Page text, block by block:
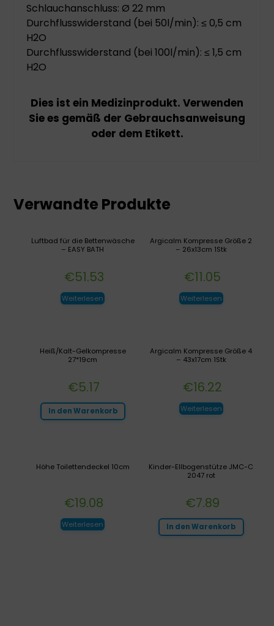
Schlauchanschluss: Ø 22 mm
Durchflusswiderstand (bei 50l/min): ≤ 0,5 cm
H2O
Durchflusswiderstand (bei 100l/min): ≤ 1,5 cm
H2O
Dies ist ein Medizinprodukt. Verwenden
Sie es gemäß der Gebrauchsanweisung
oder dem Etikett.
Verwandte Produkte
Argicalm Kompresse Größe 2
– 26x13cm 1Stk
€11.05
Weiterlesen
Luftbad für die Bettenwäsche
– EASY BATH
€51.53
Weiterlesen
Argicalm Kompresse Größe 4
– 43x17cm 1Stk
€16.22
Weiterlesen
Heiß/Kalt-Gelkompresse
27*19cm
€5.17
In den Warenkorb
Kinder-Ellbogenstütze JMC-C
2047 rot
€7.89
In den Warenkorb
Höhe Toilettendeckel 10cm
€19.08
Weiterlesen